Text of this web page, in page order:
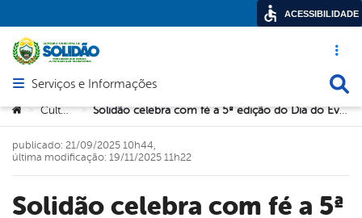
Acesso
Abrir menu principal de navegação
Serviços e Informações
Você está aqui:
> Cultura > Solidão celebra com fé a 5ª edição do Dia do Evangélico
Solidão celebra com fé a 5ª
publicado: 21/09/2025 10h44,
última modificação: 19/11/2025 11h22
ACESSIBILIDADE